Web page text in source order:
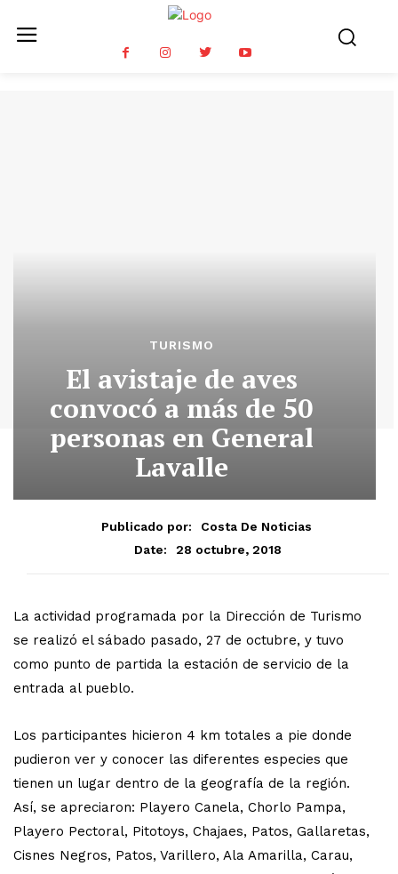
TURISMO
El avistaje de aves
convocó a más de 50
personas en General
Lavalle
Publicado por:
Costa De Noticias
Date:
28 octubre, 2018
La actividad programada por la Dirección de Turismo
se realizó el sábado pasado, 27 de octubre, y tuvo
como punto de partida la estación de servicio de la
entrada al pueblo.
Los participantes hicieron 4 km totales a pie donde
pudieron ver y conocer las diferentes especies que
tienen un lugar dentro de la geografía de la región.
Así, se apreciaron: Playero Canela, Chorlo Pampa,
Playero Pectoral, Pitotoys, Chajaes, Patos, Gallaretas,
Cisnes Negros, Patos, Varillero, Ala Amarilla, Carau,